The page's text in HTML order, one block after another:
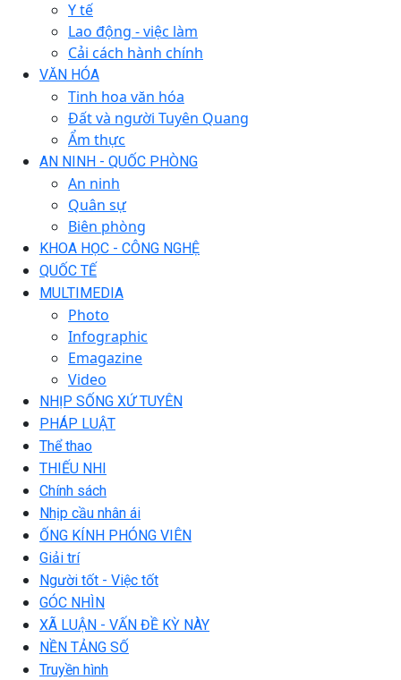
Y tế
Lao động - việc làm
Cải cách hành chính
VĂN HÓA
Tinh hoa văn hóa
Đất và người Tuyên Quang
Ẩm thực
AN NINH - QUỐC PHÒNG
An ninh
Quân sự
Biên phòng
KHOA HỌC - CÔNG NGHỆ
QUỐC TẾ
MULTIMEDIA
Photo
Infographic
Emagazine
Video
NHỊP SỐNG XỨ TUYÊN
PHÁP LUẬT
Thể thao
THIẾU NHI
Chính sách
Nhịp cầu nhân ái
ỐNG KÍNH PHÓNG VIÊN
Giải trí
Người tốt - Việc tốt
GÓC NHÌN
XÃ LUẬN - VẤN ĐỀ KỲ NÀY
NỀN TẢNG SỐ
Truyền hình